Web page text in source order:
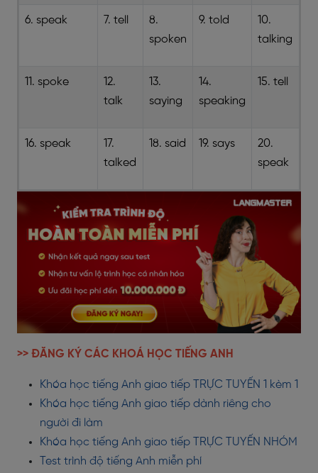
6. speak 7. tell
8.
spoken
9. told
10.
talking
11. spoke
12.
talk
13.
saying
14.
speaking
15. tell
16. speak
17.
talked
18. said 19. says
20.
speak
>> ĐĂNG KÝ CÁC KHOÁ HỌC TIẾNG ANH
Khóa học tiếng Anh giao tiếp TRỰC TUYẾN 1 kèm 1
Khóa học tiếng Anh giao tiếp dành riêng cho
người đi làm
Khóa học tiếng Anh giao tiếp TRỰC TUYẾN NHÓM
Test trình độ tiếng Anh miễn phí